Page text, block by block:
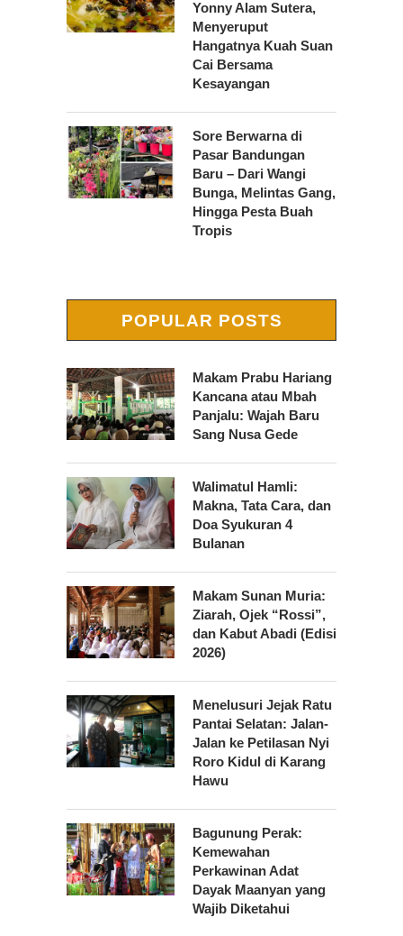
Yonny Alam Sutera,
Menyeruput
Hangatnya Kuah Suan
Cai Bersama
Kesayangan
Sore Berwarna di
Pasar Bandungan
Baru – Dari Wangi
Bunga, Melintas Gang,
Hingga Pesta Buah
Tropis
POPULAR POSTS
Makam Prabu Hariang
Kancana atau Mbah
Panjalu: Wajah Baru
Sang Nusa Gede
Walimatul Hamli:
Makna, Tata Cara, dan
Doa Syukuran 4
Bulanan
Makam Sunan Muria:
Ziarah, Ojek “Rossi”,
dan Kabut Abadi (Edisi
2026)
Menelusuri Jejak Ratu
Pantai Selatan: Jalan-
Jalan ke Petilasan Nyi
Roro Kidul di Karang
Hawu
Bagunung Perak:
Kemewahan
Perkawinan Adat
Dayak Maanyan yang
Wajib Diketahui